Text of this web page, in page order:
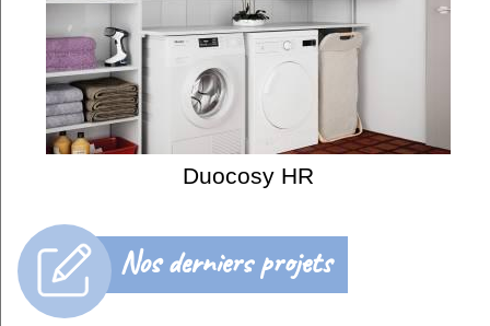
Duocosy HR
Nos derniers projets